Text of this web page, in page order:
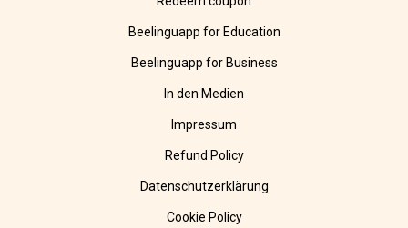
Beelinguapp for Education
Beelinguapp for Business
In den Medien
Impressum
Refund Policy
Datenschutzerklärung
Cookie Policy